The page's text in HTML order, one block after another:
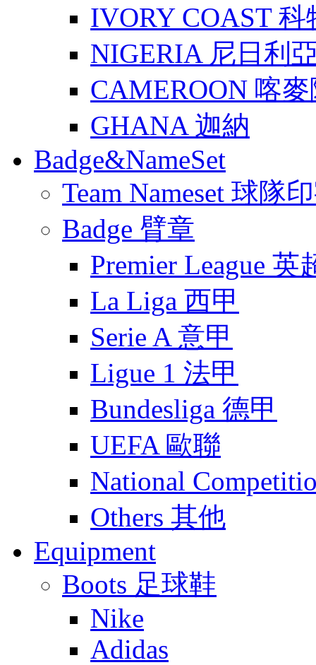
IVORY COAST 科
NIGERIA 尼日利
CAMEROON 喀
GHANA 迦納
Badge&NameSet
Team Nameset 球隊
Badge 臂章
Premier League 英
La Liga 西甲
Serie A 意甲
Ligue 1 法甲
Bundesliga 德甲
UEFA 歐聯
National
Others 其他
Equipment
Boots 足球鞋
Nike
Adidas